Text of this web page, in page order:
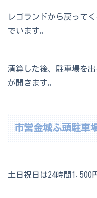
レゴランドから戻って
でいます。
清算した後、駐車場を
が開きます。
市営金城ふ頭駐車
土日祝日は24時間1,500